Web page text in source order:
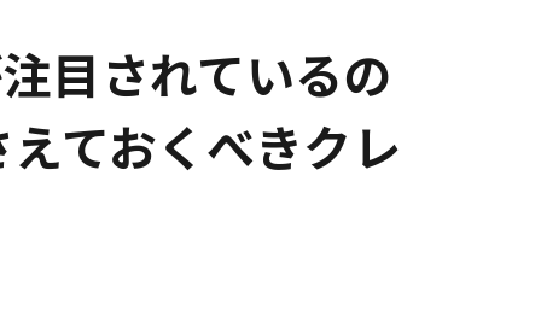
目されているの
ておくべきクレ